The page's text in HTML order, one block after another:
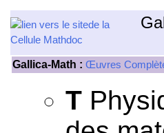
Gallica-Math : Œuvres
T